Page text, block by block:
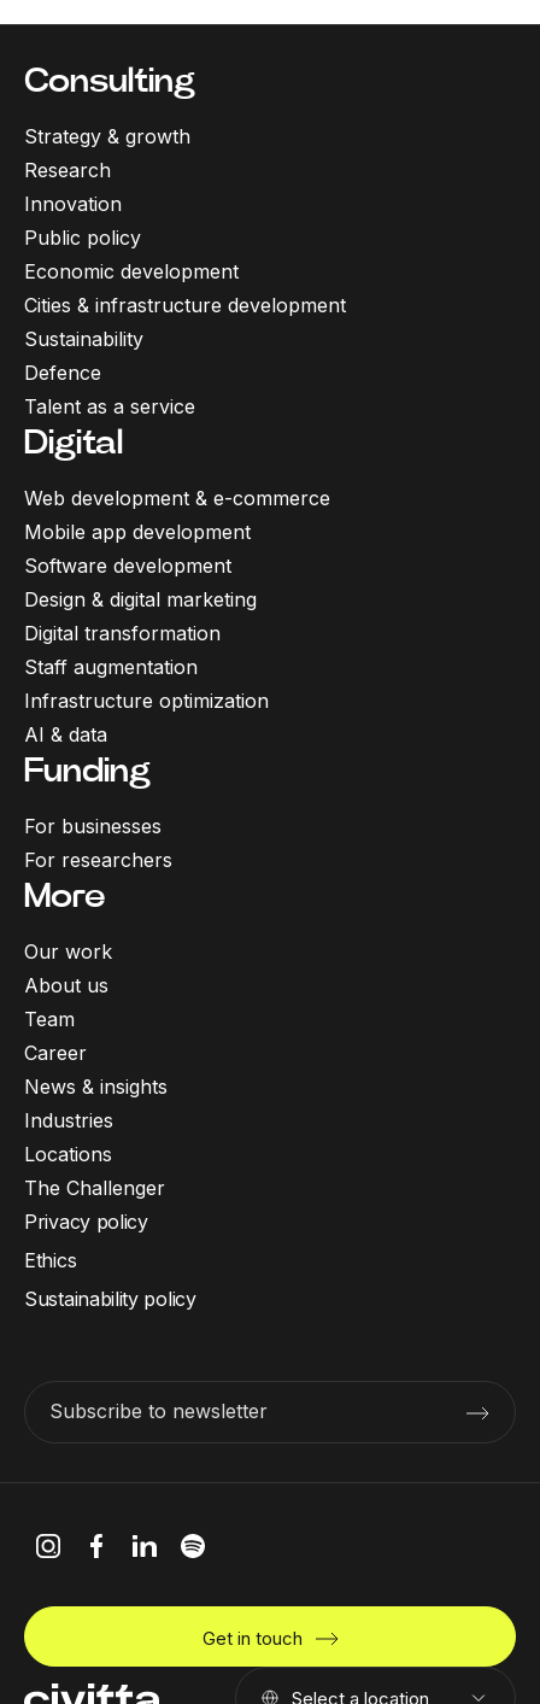
Consulting
Strategy & growth
Research
Innovation
Public policy
Economic development
Cities & infrastructure development
Sustainability
Defence
Talent as a service
Digital
Web development & e-commerce
Mobile app development
Software development
Design & digital marketing
Digital transformation
Staff augmentation
Infrastructure optimization
AI & data
Funding
For businesses
For researchers
More
Our work
About us
Team
Career
News & insights
Industries
Locations
The Challenger
Subscribe to newsletter
Privacy policy
Ethics
Sustainability policy
Select a location
Get in touch